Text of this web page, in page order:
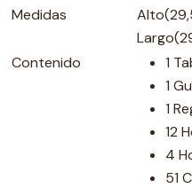
Medidas
Contenido
1
1
1
12
4
51